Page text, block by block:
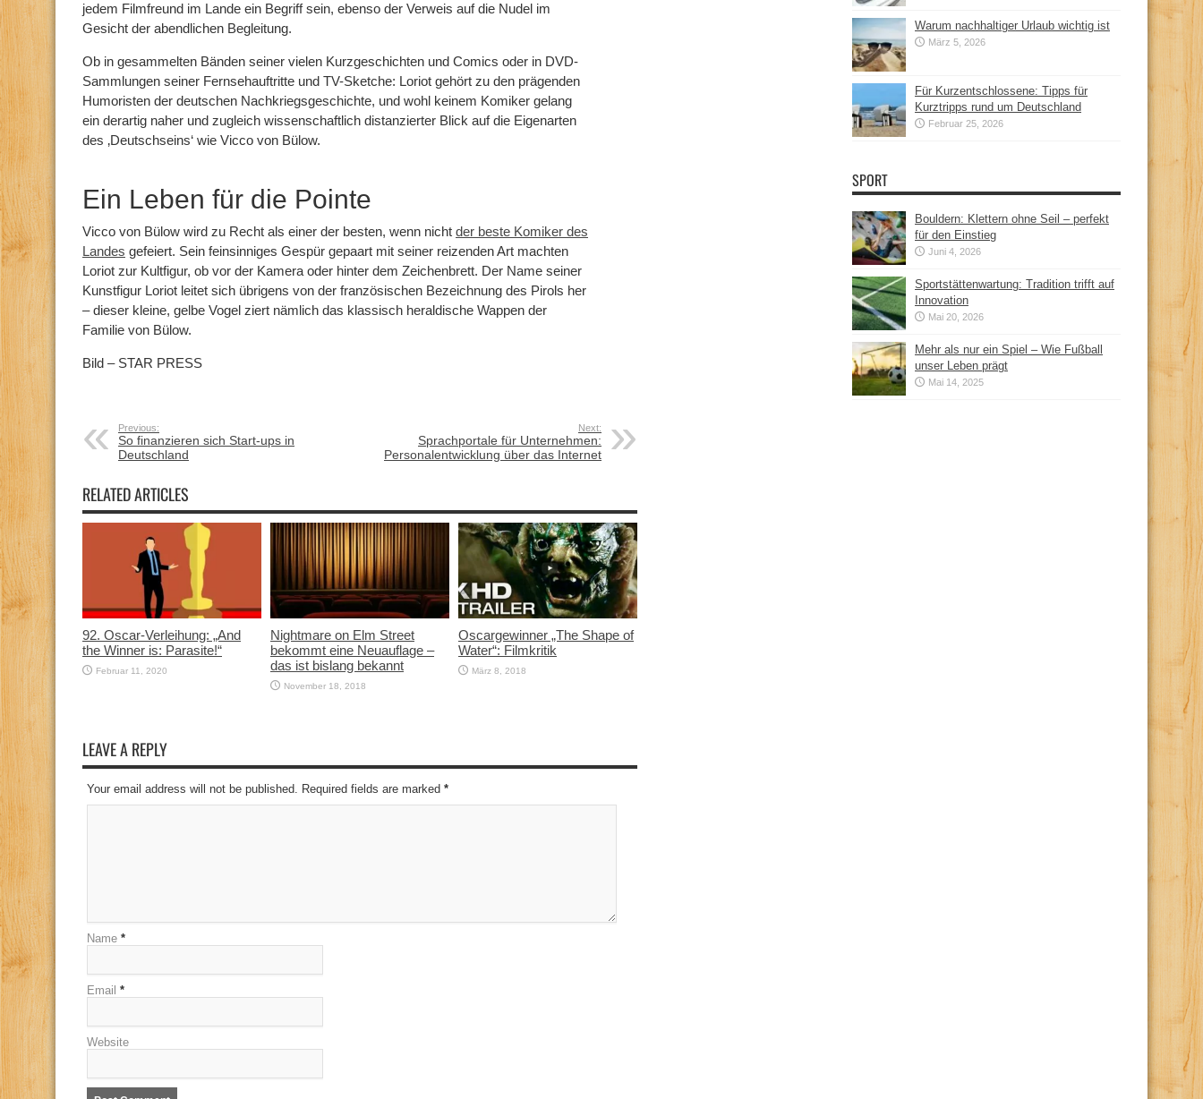
jedem Filmfreund im Lande ein Begriff sein, ebenso der Verweis auf die Nudel im
Gesicht der abendlichen Begleitung.
Ob in gesammelten Bänden seiner vielen Kurzgeschichten und Comics oder in DVD-
Sammlungen seiner Fernsehauftritte und TV-Sketche: Loriot gehört zu den prägenden
Humoristen der deutschen Nachkriegsgeschichte, und wohl keinem Komiker gelang
ein derartig naher und zugleich wissenschaftlich distanzierter Blick auf die Eigenarten
des ‚Deutschseins‘ wie Vicco von Bülow.
Ein Leben für die Pointe
Vicco von Bülow wird zu Recht als einer der besten, wenn nicht der beste Komiker des
Landes gefeiert. Sein feinsinniges Gespür gepaart mit seiner reizenden Art machten
Loriot zur Kultfigur, ob vor der Kamera oder hinter dem Zeichenbrett. Der Name seiner
Kunstfigur Loriot leitet sich übrigens von der französischen Bezeichnung des Pirols her
– dieser kleine, gelbe Vogel ziert nämlich das klassisch heraldische Wappen der
Familie von Bülow.
Bild – STAR PRESS
Previous:
So finanzieren sich Start-ups in
Deutschland
Next:
Sprachportale für Unternehmen:
Personalentwicklung über das Internet
RELATED ARTICLES
92. Oscar-Verleihung: „And
the Winner is: Parasite!“
Februar 11, 2020
Nightmare on Elm Street
bekommt eine Neuauflage –
das ist bislang bekannt
November 18, 2018
Oscargewinner „The Shape of
Water“: Filmkritik
März 8, 2018
LEAVE A REPLY
Your email address will not be published. Required fields are marked *
Name *
Email *
Website
Warum nachhaltiger Urlaub wichtig ist
März 5, 2026
Für Kurzentschlossene: Tipps für
Kurztripps rund um Deutschland
Februar 25, 2026
SPORT
Bouldern: Klettern ohne Seil – perfekt
für den Einstieg
Juni 4, 2026
Sportstättenwartung: Tradition trifft auf
Innovation
Mai 20, 2026
Mehr als nur ein Spiel – Wie Fußball
unser Leben prägt
Mai 14, 2025